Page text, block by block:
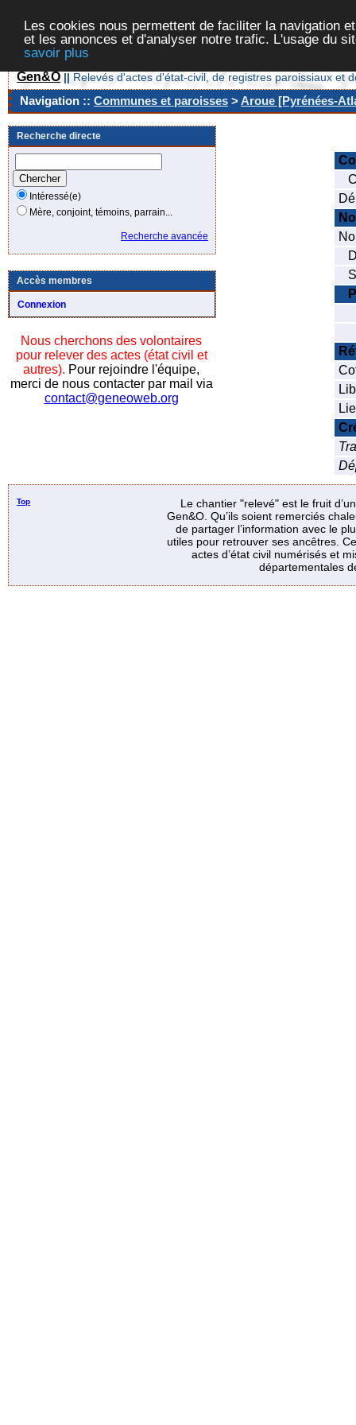
Les cookies nous permettent de faciliter la navigation
et les annonces et d'analyser notre trafic. L'usage du
savoir plus
Gen&O || Relevés d'actes d'état-civil, de registres paroissiaux et
Navigation :: Communes et paroisses >Aroue [Pyrénées-
Recherche directe
Intéressé(e)
Mère, conjoint, témoins, parrain...
Recherche avancée
Accès membres
Connexion
Nous cherchons des volontaires
pour relever des actes (état civil et
autres). Pour rejoindre l'équipe,
merci de nous contacter par mail via
contact@geneoweb.org
Top
Le chantier "relevé" est le fruit
Gen&O. Qu’ils soient remerciés
de partager l’information avec le
utiles pour retrouver ses ancêtres.
actes d’état civil numérisés et
départementales